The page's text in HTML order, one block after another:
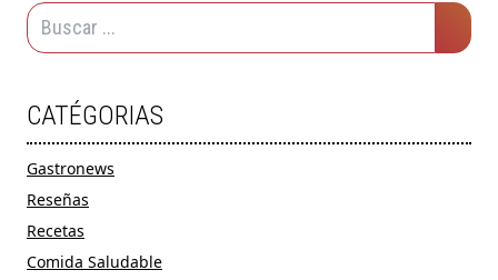
CATÉGORIAS
Gastronews
Reseñas
Recetas
Comida Saludable